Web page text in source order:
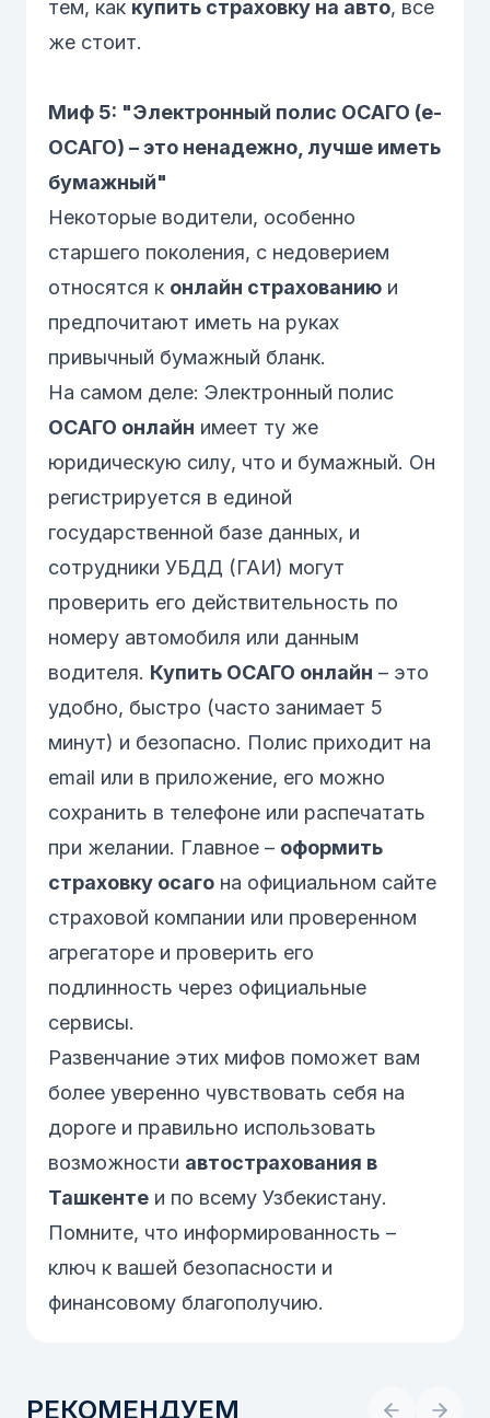
тем, как купить страховку на авто, все
же стоит.
Миф 5: "Электронный полис ОСАГО (е-
ОСАГО) – это ненадежно, лучше иметь
бумажный"
Некоторые водители, особенно
старшего поколения, с недоверием
относятся к онлайн страхованию и
предпочитают иметь на руках
привычный бумажный бланк.
На самом деле: Электронный полис
ОСАГО онлайн имеет ту же
юридическую силу, что и бумажный. Он
регистрируется в единой
государственной базе данных, и
сотрудники УБДД (ГАИ) могут
проверить его действительность по
номеру автомобиля или данным
водителя. Купить ОСАГО онлайн – это
удобно, быстро (часто занимает 5
минут) и безопасно. Полис приходит на
email или в приложение, его можно
сохранить в телефоне или распечатать
при желании. Главное – оформить
страховку осаго на официальном сайте
страховой компании или проверенном
агрегаторе и проверить его
подлинность через официальные
сервисы.
Развенчание этих мифов поможет вам
более уверенно чувствовать себя на
дороге и правильно использовать
возможности автострахования в
Ташкенте и по всему Узбекистану.
Помните, что информированность –
ключ к вашей безопасности и
финансовому благополучию.
РЕКОМЕНДУЕМ